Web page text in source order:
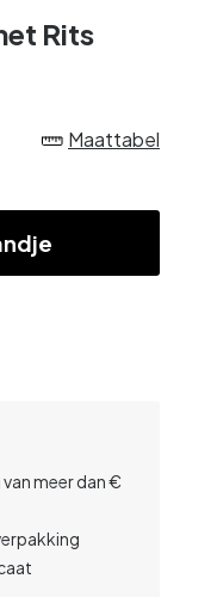
Rits
Maattabel
meer dan €